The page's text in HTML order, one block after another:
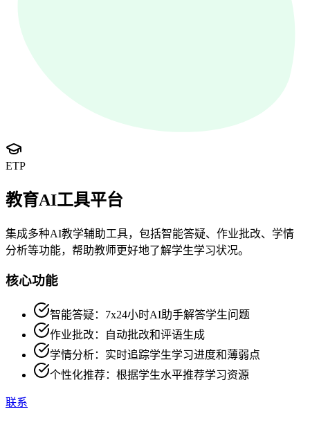
ETP
教育AI工具平台
集成多种AI教学辅助工具，包括智能答疑、作业批改、学情
分析等功能，帮助教师更好地了解学生学习状况。
核心功能
智能答疑：7x24小时AI助手解答学生问题
作业批改：自动批改和评语生成
学情分析：实时追踪学生学习进度和薄弱点
个性化推荐：根据学生水平推荐学习资源
联系